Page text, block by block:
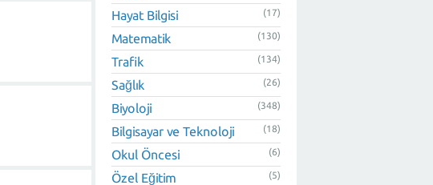
Hayat Bilgisi (17)
Matematik (130)
Trafik (134)
Sağlık (26)
Biyoloji (348)
Bilgisayar ve Teknoloji (18)
Okul Öncesi (6)
Özel Eğitim (5)